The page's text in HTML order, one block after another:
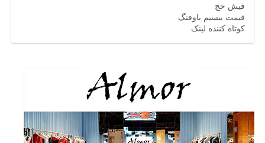
فیش حج
قیمت بیسیم باوفنگ
کوتاه کننده لینک